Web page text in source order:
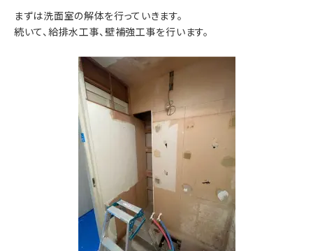
まずは洗面室の解体を行っていきます。
続いて、給排水工事、壁補強工事を行います。